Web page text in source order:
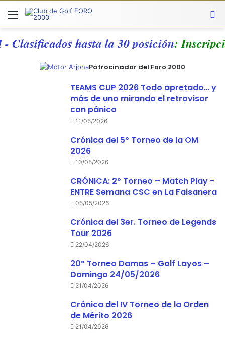
Menú
- Clasificados hasta la 30 posición:
Patrocinador del Foro 2000
TEAMS CUP 2026 Todo apretado… y
más de uno mirando el retrovisor
con pánico
11/05/2026
Crónica del 5º Torneo de la OM
2026
10/05/2026
CRÓNICA: 2º Torneo – Match Play -
ENTRE Semana CSC en La Faisanera
05/05/2026
Crónica del 3er. Torneo de Legends
Tour 2026
22/04/2026
20º Torneo Damas – Golf Layos –
Domingo 24/05/2026
21/04/2026
Crónica del IV Torneo de la Orden
de Mérito 2026
21/04/2026